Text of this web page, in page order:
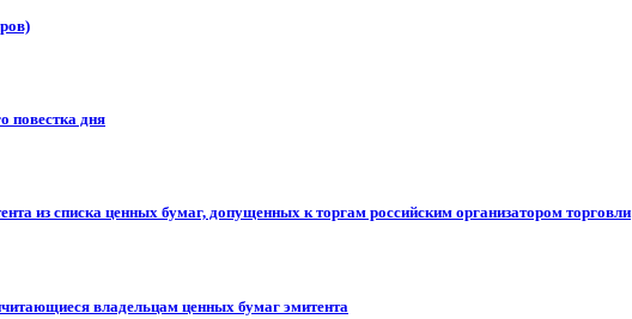
повестка дня
из списка ценных бумаг, допущенных к торгам российским организатором торговли
владельцам ценных бумаг эмитента